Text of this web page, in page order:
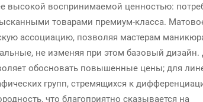
высокой воспринимаемой ценностью:
товарами премиум-класса.
ассоциацию, позволяя мастерам
не изменяя при этом базовый дизайн.
обосновать повышенные цены; для
групп, стремящихся к
что благоприятно сказывается на